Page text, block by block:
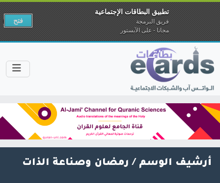
أرشيف الوسم / رمضان وصناعة الذات
تطبيق البطاقات الإجتماعية
فريق البرمجة
مجانا - على الآبستور
فتح